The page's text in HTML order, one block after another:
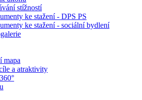
stížností
ke stažení - DPS PS
ke stažení - sociální bydlení
mapa
a atraktivity